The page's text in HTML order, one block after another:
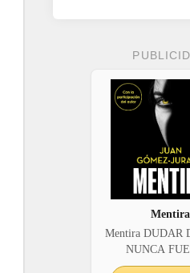
Mentira
Mentira DUDAR
NUNCA